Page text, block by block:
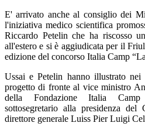
E' arrivato anche al consiglio dei
l'iniziativa medico scientifica
Riccardo Petelin che ha riscosso
all'estero e si è aggiudicata per il
edizione del concorso Italia Camp
Ussai e Petelin hanno illustrato
progetto di fronte al vice ministro
della Fondazione Italia
sottosegretario alla presidenza
direttore generale Luiss Pier Luigi